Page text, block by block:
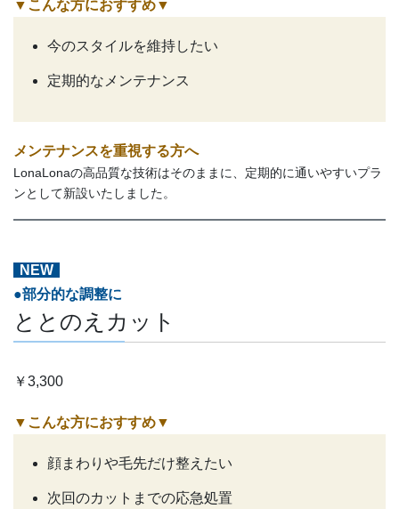
▼こんな方におすすめ▼
今のスタイルを維持したい
定期的なメンテナンス
メンテナンスを重視する方へ
LonaLonaの高品質な技術はそのままに、定期的に通いやすいプラ
ンとして新設いたしました。
NEW
●部分的な調整に
ととのえカット
￥3,300
▼こんな方におすすめ▼
顔まわりや毛先だけ整えたい
次回のカットまでの応急処置